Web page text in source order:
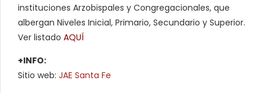
instituciones Arzobispales y Congregacionales, que
albergan Niveles Inicial, Primario, Secundario y Superior.
Ver listado AQUÍ
+INFO:
Sitio web: JAE Santa Fe